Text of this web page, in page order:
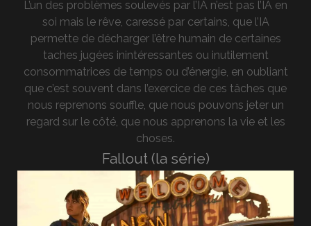
L’un des problèmes soulevés par l’IA n’est pas l’IA en
soi mais le rêve, caressé par certains, que l’IA
permette de décharger l’être humain de certaines
taches jugées inintéressantes ou inutilement
consommatrices de temps ou d’énergie, en oubliant
que c’est souvent dans l’exercice de ces tâches que
nous reprenons souffle, que nous pouvons jeter un
regard sur le côté, que nous apprenons la vie et les
choses.
Fallout (la série)